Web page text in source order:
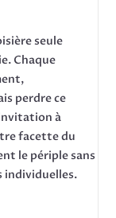
seule
Chaque
perdre ce
à
facette du
le périple sans
individuelles.